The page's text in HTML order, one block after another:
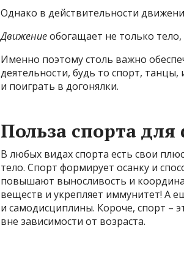
Однако в действительности
Движениеобогащает не только тело,
Именно поэтому столь важно
деятельности, будь то спорт,
и поиграть в догонялки.
Польза спорта
В любых видах спорта есть свои
тело. Спорт формирует осанку и
повышают выносливость и
веществ и укрепляет иммунитет! А
и самодисциплины. Короче, спорт –
вне зависимости от возраста.